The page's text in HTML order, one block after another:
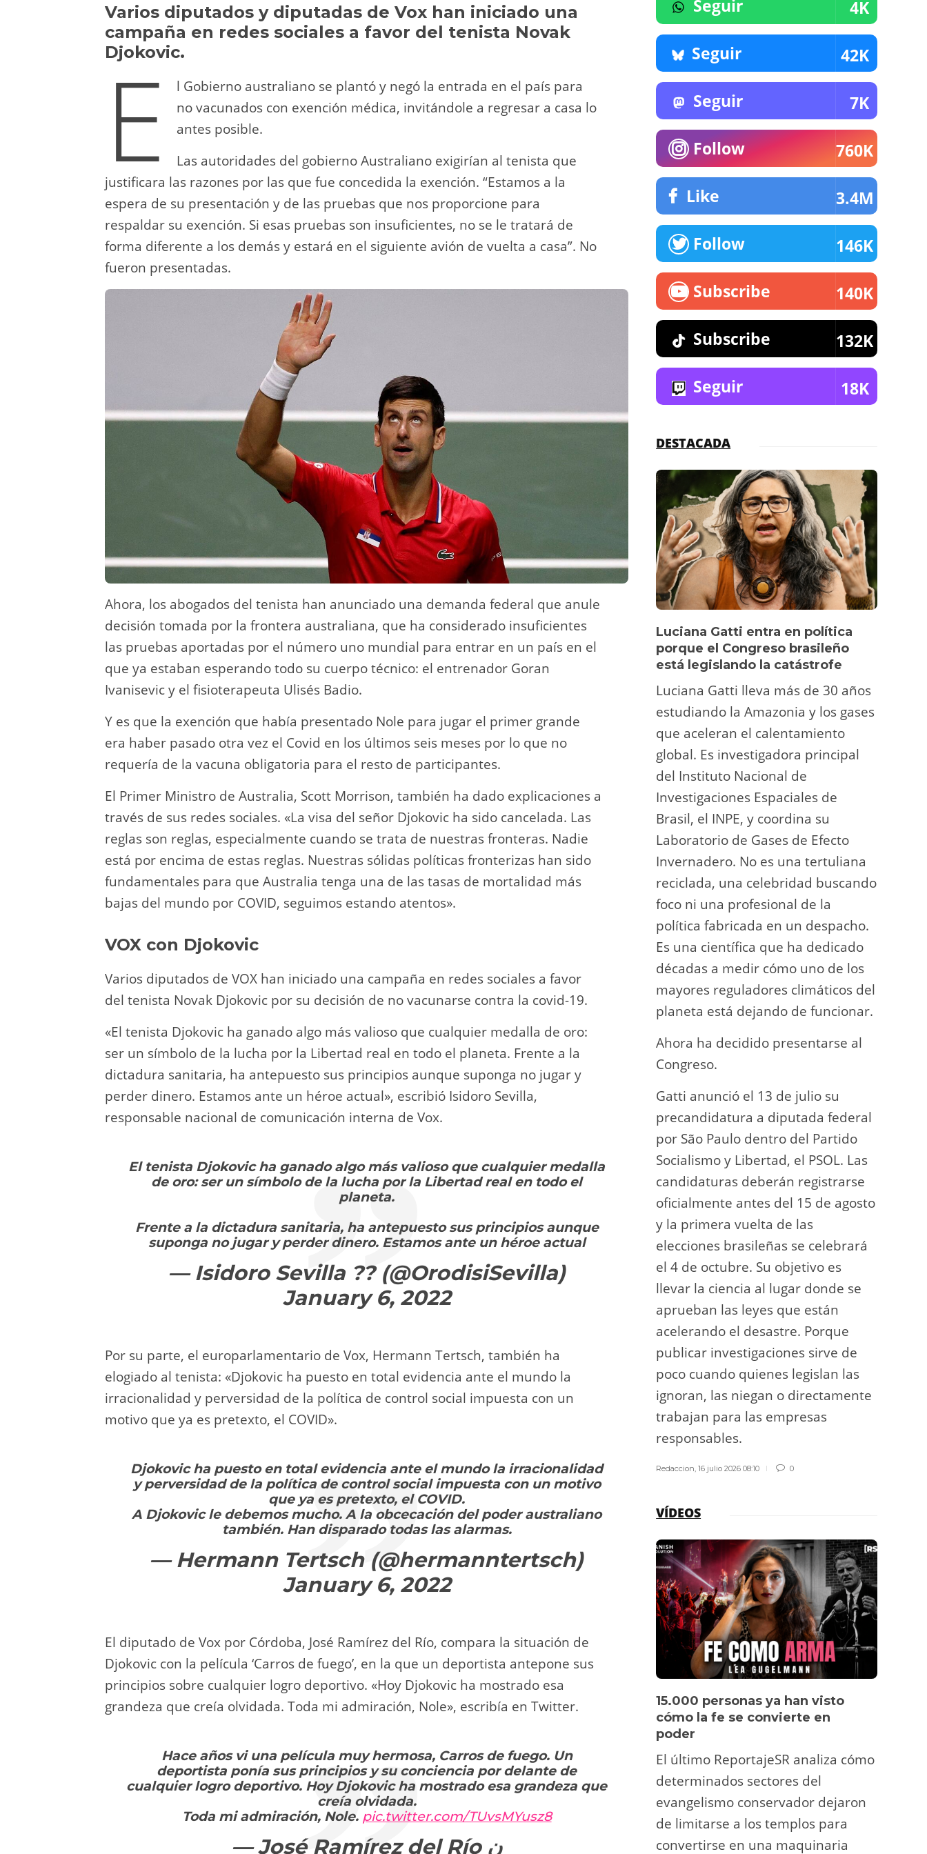
y d
o
n
a
m
A
p
b
o
k
t
Li
n
ar
tir
Varios diputados y diputadas de Vox han iniciado una
campaña en redes sociales a favor del tenista Novak
Djokovic.
E
l Gobierno australiano se plantó y negó la entrada en el país para
no vacunados con exención médica, invitándole a regresar a casa lo
antes posible.
Las autoridades del gobierno Australiano exigirían al tenista que
justificara las razones por las que fue concedida la exención. “Estamos a la
espera de su presentación y de las pruebas que nos proporcione para
respaldar su exención. Si esas pruebas son insuficientes, no se le tratará de
forma diferente a los demás y estará en el siguiente avión de vuelta a casa”. No
fueron presentadas.
Ahora, los abogados del tenista han anunciado una demanda federal que anule
decisión tomada por la frontera australiana, que ha considerado insuficientes
las pruebas aportadas por el número uno mundial para entrar en un país en el
que ya estaban esperando todo su cuerpo técnico: el entrenador Goran
Ivanisevic y el fisioterapeuta Ulisés Badio.
Y es que la exención que había presentado Nole para jugar el primer grande
era haber pasado otra vez el Covid en los últimos seis meses por lo que no
requería de la vacuna obligatoria para el resto de participantes.
El Primer Ministro de Australia, Scott Morrison, también ha dado explicaciones a
través de sus redes sociales. «La visa del señor Djokovic ha sido cancelada. Las
reglas son reglas, especialmente cuando se trata de nuestras fronteras. Nadie
está por encima de estas reglas. Nuestras sólidas políticas fronterizas han sido
fundamentales para que Australia tenga una de las tasas de mortalidad más
bajas del mundo por COVID, seguimos estando atentos».
VOX con Djokovic
Varios diputados de VOX han iniciado una campaña en redes sociales a favor
del tenista Novak Djokovic por su decisión de no vacunarse contra la covid-19.
«El tenista Djokovic ha ganado algo más valioso que cualquier medalla de oro:
ser un símbolo de la lucha por la Libertad real en todo el planeta. Frente a la
dictadura sanitaria, ha antepuesto sus principios aunque suponga no jugar y
perder dinero. Estamos ante un héroe actual», escribió Isidoro Sevilla,
responsable nacional de comunicación interna de Vox.
El tenista Djokovic ha ganado algo más valioso que cualquier medalla
de oro: ser un símbolo de la lucha por la Libertad real en todo el
planeta.
Frente a la dictadura sanitaria, ha antepuesto sus principios aunque
suponga no jugar y perder dinero. Estamos ante un héroe actual
— Isidoro Sevilla ?? (@OrodisiSevilla)
January 6, 2022
Por su parte, el europarlamentario de Vox, Hermann Tertsch, también ha
elogiado al tenista: «Djokovic ha puesto en total evidencia ante el mundo la
irracionalidad y perversidad de la política de control social impuesta con un
motivo que ya es pretexto, el COVID».
Djokovic ha puesto en total evidencia ante el mundo la irracionalidad
y perversidad de la política de control social impuesta con un motivo
que ya es pretexto, el COVID.
A Djokovic le debemos mucho. A la obcecación del poder australiano
también. Han disparado todas las alarmas.
— Hermann Tertsch (@hermanntertsch)
January 6, 2022
El diputado de Vox por Córdoba, José Ramírez del Río, compara la situación de
Djokovic con la película ‘Carros de fuego’, en la que un deportista antepone sus
principios sobre cualquier logro deportivo. «Hoy Djokovic ha mostrado esa
grandeza que creía olvidada. Toda mi admiración, Nole», escribía en Twitter.
Hace años vi una película muy hermosa, Carros de fuego. Un
deportista ponía sus principios y su conciencia por delante de
cualquier logro deportivo. Hoy Djokovic ha mostrado esa grandeza que
creía olvidada.
Toda mi admiración, Nole. pic.twitter.com/TUvsMYusz8
— José Ramírez del Río ن
Seguir 4K
Seguir 42K
Seguir 7K
Follow 760K
Like 3.4M
Follow 146K
Subscribe 140K
Subscribe 132K
Seguir 18K
DESTACADA
Luciana Gatti entra en política
porque el Congreso brasileño
está legislando la catástrofe
Luciana Gatti lleva más de 30 años
estudiando la Amazonia y los gases
que aceleran el calentamiento
global. Es investigadora principal
del Instituto Nacional de
Investigaciones Espaciales de
Brasil, el INPE, y coordina su
Laboratorio de Gases de Efecto
Invernadero. No es una tertuliana
reciclada, una celebridad buscando
foco ni una profesional de la
política fabricada en un despacho.
Es una científica que ha dedicado
décadas a medir cómo uno de los
mayores reguladores climáticos del
planeta está dejando de funcionar.
Ahora ha decidido presentarse al
Congreso.
Gatti anunció el 13 de julio su
precandidatura a diputada federal
por São Paulo dentro del Partido
Socialismo y Libertad, el PSOL. Las
candidaturas deberán registrarse
oficialmente antes del 15 de agosto
y la primera vuelta de las
elecciones brasileñas se celebrará
el 4 de octubre. Su objetivo es
llevar la ciencia al lugar donde se
aprueban las leyes que están
acelerando el desastre. Porque
publicar investigaciones sirve de
poco cuando quienes legislan las
ignoran, las niegan o directamente
trabajan para las empresas
responsables.
Redaccion ,16 julio 2026 08:10 0
VÍDEOS
15.000 personas ya han visto
cómo la fe se convierte en
poder
El último ReportajeSR analiza cómo
determinados sectores del
evangelismo conservador dejaron
de limitarse a los templos para
convertirse en una maquinaria